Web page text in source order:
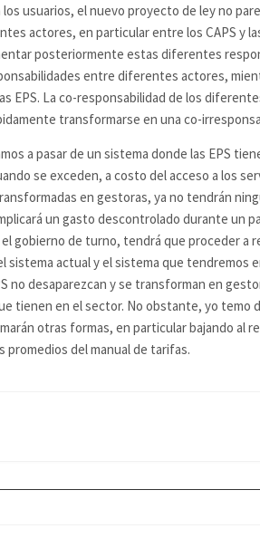
usuarios, el nuevo proyecto de ley no
actores, en particular entre los CAPS y
posteriormente estas diferentes
entre diferentes actores,
EPS. La co-responsabilidad de los
transformarse en una co-
a pasar de un sistema donde las EPS
se exceden, a costo del acceso a los
en gestoras, ya no tendrán
un gasto descontrolado durante un
gobierno de turno, tendrá que proceder a
actual y el sistema que tendremos
no desaparezcan y se transforman en
tienen en el sector. No obstante, yo temo
otras formas, en particular bajando al
promedios del manual de tarifas.